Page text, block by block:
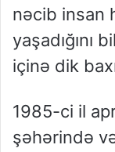
nəcib insan
yaşadığını
içinə dik
1985-ci il
şəhərində